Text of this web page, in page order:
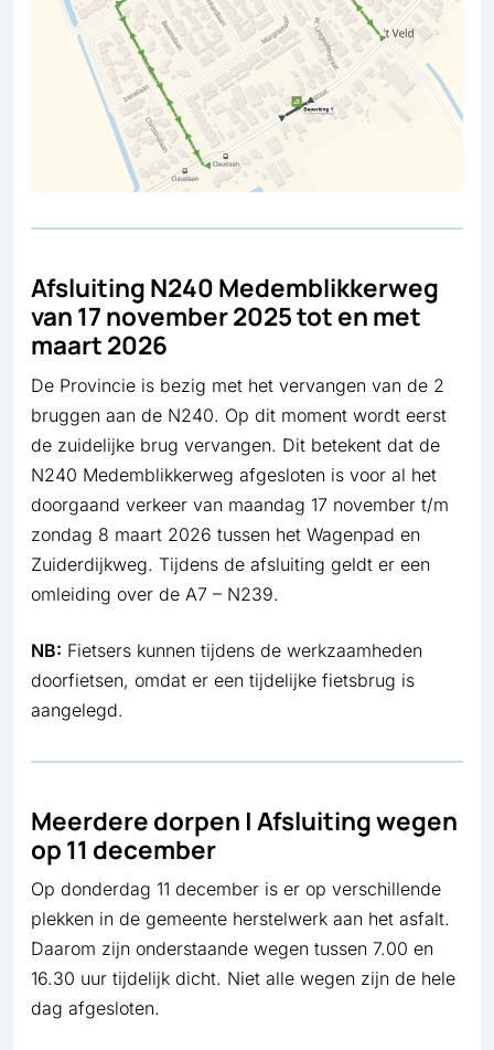
Afsluiting N240 Medemblikkerweg
van 17 november 2025 tot en met
maart 2026
De Provincie is bezig met het vervangen van de 2
bruggen aan de N240. Op dit moment wordt eerst
de zuidelijke brug vervangen. Dit betekent dat de
N240 Medemblikkerweg afgesloten is voor al het
doorgaand verkeer van maandag 17 november t/m
zondag 8 maart 2026 tussen het Wagenpad en
Zuiderdijkweg. Tijdens de afsluiting geldt er een
omleiding over de A7 – N239.
NB: Fietsers kunnen tijdens de werkzaamheden
doorfietsen, omdat er een tijdelijke fietsbrug is
aangelegd.
Meerdere dorpen | Afsluiting wegen
op 11 december
Op donderdag 11 december is er op verschillende
plekken in de gemeente herstelwerk aan het asfalt.
Daarom zijn onderstaande wegen tussen 7.00 en
16.30 uur tijdelijk dicht. Niet alle wegen zijn de hele
dag afgesloten.